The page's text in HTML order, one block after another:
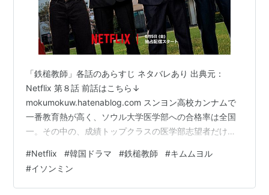
「鉄槌教師」各話のあらすじ ネタバレあり 出典元：
Netflix 第８話 前話はこちら↓
mokumokuw.hatenablog.com スンヨン高校カンナムで
一番教育熱が高く、ソウル大学医学部への合格率は全国
一。その中の、成績トップクラスの医学部志望者だけで
いた。目は充血し、手は傷だらけで震えている。テスト
中に意識を失ったかと思えば、笑い出して鼻血を出し
た。視察に来ていたファジンたちは、様子のおかしいヒ
#Netflix #韓国ドラマ #鉄槌教師 #キムムヨル
#イソンミン